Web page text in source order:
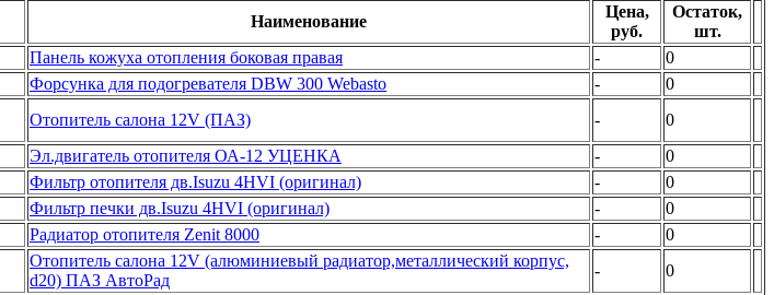
Наименование
Цена,
руб.
Остаток,
шт.
Панель кожуха отопления боковая правая -
0
Форсунка для подогревателя DBW 300 Webasto -
0
Отопитель салона 12V (ПАЗ) -
0
Эл.двигатель отопителя ОА-12 УЦЕНКА -
0
Фильтр отопителя дв.Isuzu 4HVI (оригинал) -
0
Фильтр печки дв.Isuzu 4HVI (оригинал) -
0
Радиатор отопителя Zenit 8000
-
0
Отопитель салона 12V (алюминиевый радиатор,металлический корпус,
d20) ПАЗ АвтоРад
-
0